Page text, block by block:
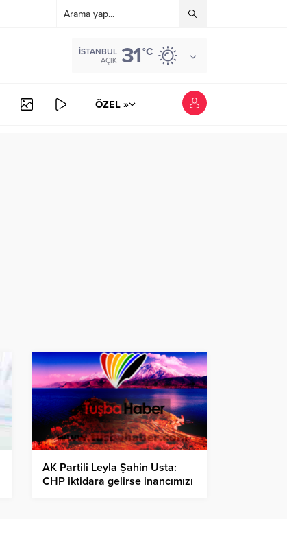
İSTANBUL
AÇIK 31°C
ÖZEL »
AK Partili Leyla Şahin Usta:
CHP iktidara gelirse inancımızı